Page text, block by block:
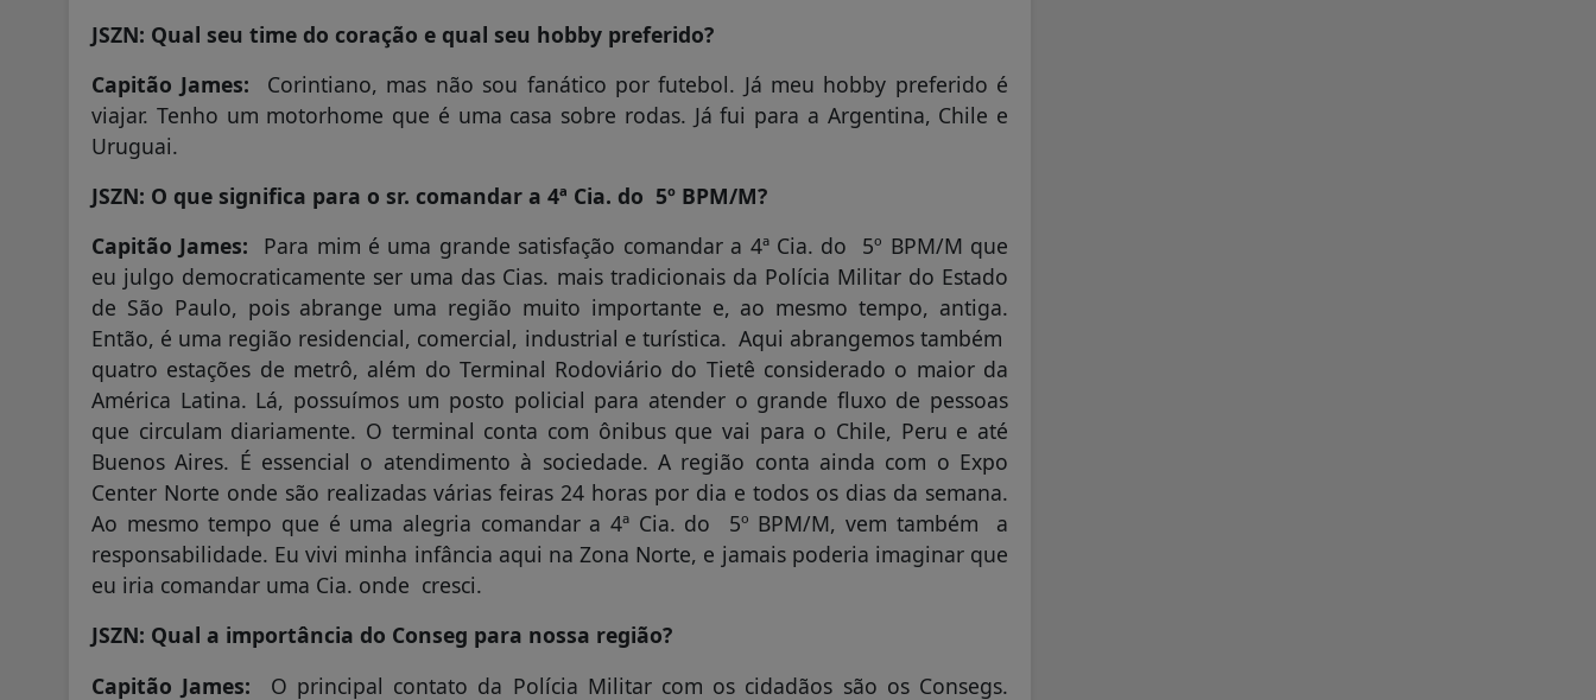
JSZN: Qual seu time do coração e qual seu hobby preferido?
Capitão James:
Corintiano, mas não sou fanático por futebol. Já meu hobby preferido é
viajar. Tenho um motorhome que é uma casa sobre rodas. Já fui para a Argentina, Chile e
Uruguai.
JSZN: O que significa para o sr. comandar a 4ª Cia. do 5º BPM/M?
Capitão James: Para mim é uma grande satisfação comandar a 4ª Cia. do 5º BPM/M que
eu julgo democraticamente ser uma das Cias. mais tradicionais da Polícia Militar do Estado
de São Paulo, pois abrange uma região muito importante e, ao mesmo tempo, antiga.
Então, é uma região residencial, comercial, industrial e turística. Aqui abrangemos também
quatro estações de metrô, além do Terminal Rodoviário do Tietê considerado o maior da
América Latina. Lá, possuímos um posto policial para atender o grande fluxo de pessoas
que circulam diariamente. O terminal conta com ônibus que vai para o Chile, Peru e até
Buenos Aires. É essencial o atendimento à sociedade. A região conta ainda com o Expo
Center Norte onde são realizadas várias feiras 24 horas por dia e todos os dias da semana.
Ao mesmo tempo que é uma alegria comandar a 4ª Cia. do 5º BPM/M, vem também a
responsabilidade. Eu vivi minha infância aqui na Zona Norte, e jamais poderia imaginar que
eu iria comandar uma Cia. onde cresci.
JSZN: Qual a importância do Conseg para nossa região?
Capitão James: O principal contato da Polícia Militar com os cidadãos são os Consegs.